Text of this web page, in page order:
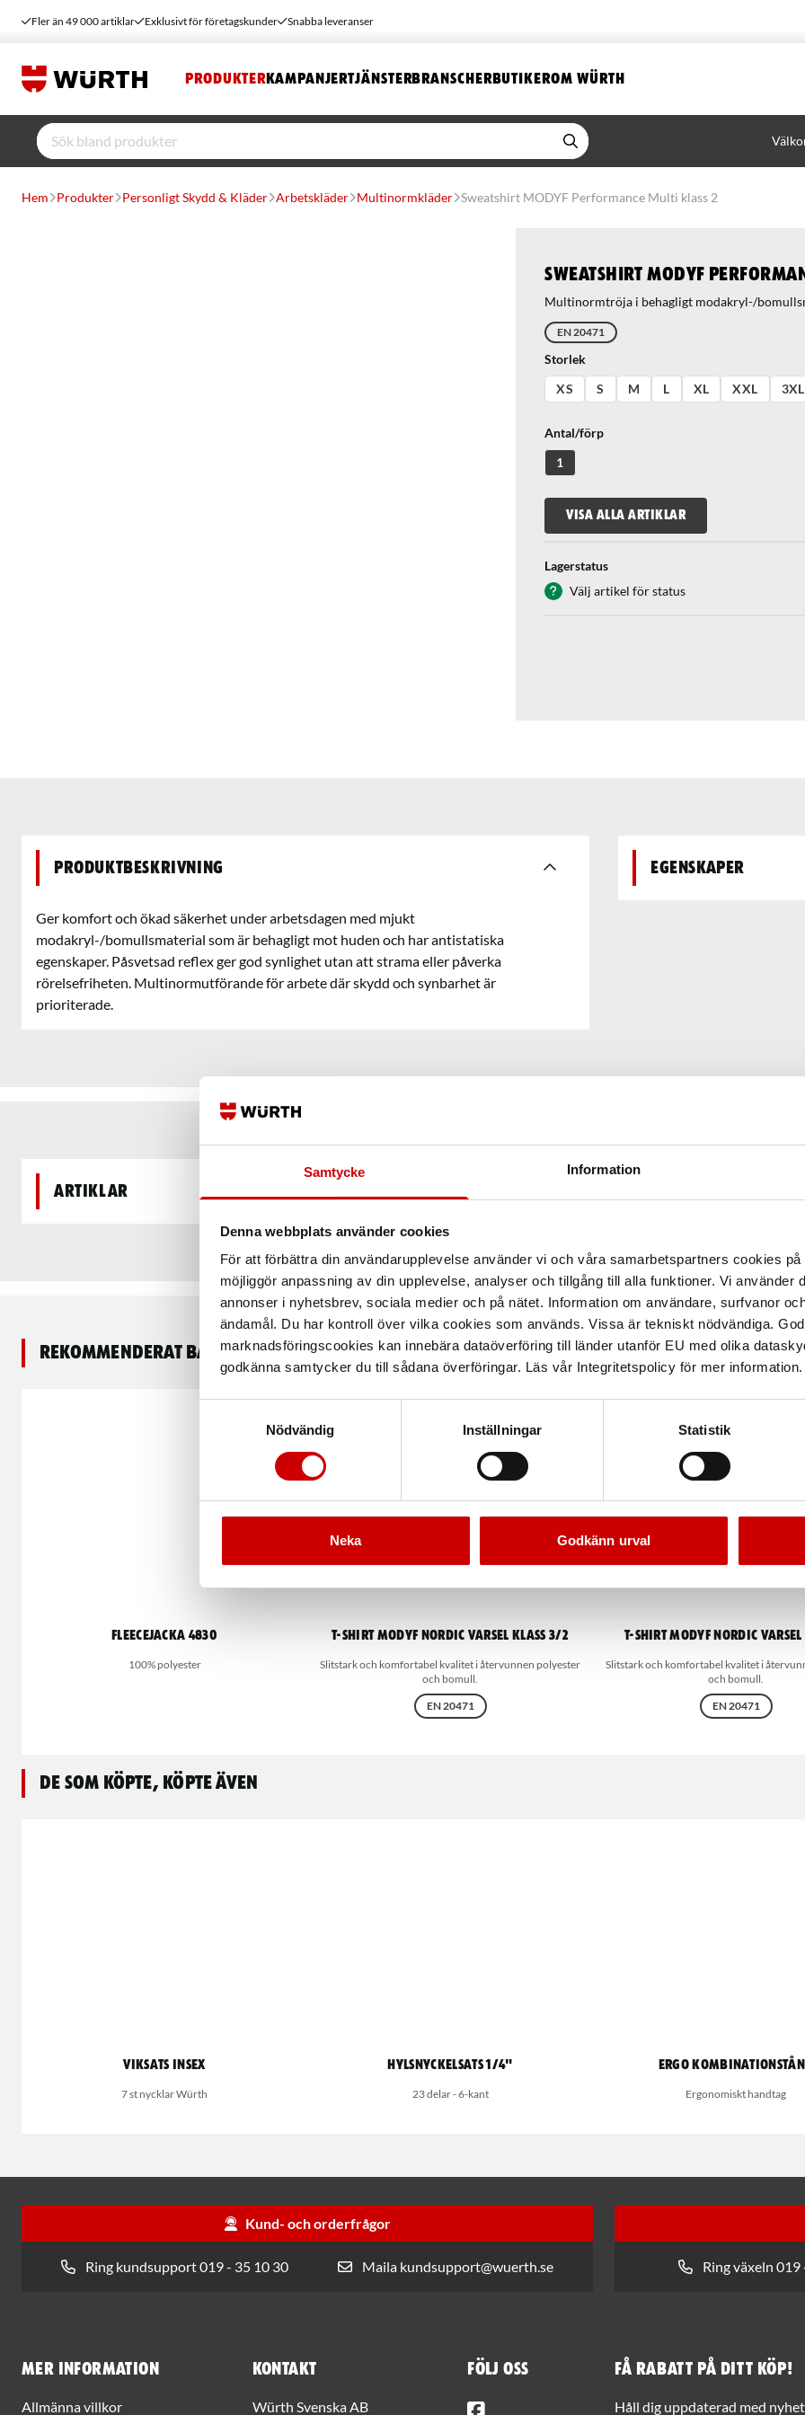
Samtycke Information
Denna webbplats använder cookies
För att förbättra din användarupplevelse använder vi och våra samarbetspartners cookies
möjliggör anpassning av din upplevelse, analyser och tillgång till alla funktioner. Vi använder
annonser i nyhetsbrev, sociala medier och på nätet. Information om användare, surfvanor
ändamål. Du har kontroll över vilka cookies som används. Vissa är tekniskt nödvändiga.
marknadsföringscookies kan innebära dataöverföring till länder utanför EU med olika
godkänna samtycker du till sådana överföringar. Läs vår Integritetspolicy för mer information.
Nödvändig
Inställningar Statistik
Neka Godkänn urval
Fler än 49 000 artiklar Exklusivt för företagskunder Snabba leveranser
PRODUKTER KAMPANJERTJÄNSTERBRANSCHERBUTIKEROM WÜRTH
Hem Produkter Personligt Skydd & Kläder Arbetskläder Multinormkläder Sweatshirt MODYF Performance Multi klass 2
Sweatshirt MODYF
EN 20471
Storlek
XS
S M L XL XXL 3XL
Antal/förp
1
VISA ALLA ARTIKLAR
Lagerstatus
Välj artikel för status
Produktbeskrivning
Ger komfort och ökad säkerhet under arbetsdagen med mjukt
modakryl-/bomullsmaterial som är behagligt mot huden och har antistatiska
egenskaper. Påsvetsad reflex ger god synlighet utan att strama eller påverka
rörelsefriheten. Multinormutförande för arbete där skydd och synbarhet är
prioriterade.
Egenskaper
Artiklar
Rekommenderat baserat på vald produkt
Fleecejacka 4830
100% polyester
Kampanj
T-shirt MODYF Nordic varsel klass 3/2
Slitstark och komfortabel kvalitet i återvunnen polyester
och bomull.
EN 20471
T-shirt MODYF Nordic varsel
Slitstark och komfortabel kvalitet i
och bomull.
EN 20471
De som köpte, köpte även
Viksats Insex
7 st nycklar Würth
Hylsnyckelsats 1/4"
23 delar - 6-kant
Ergo
Ergonomiskt handtag
Kund- och orderfrågor
Ring kundsupport 019 - 35 10 30 Maila kundsupport@wuerth.se Ring växeln 019
Mer information
Allmänna villkor
Kontakt
Würth Svenska AB
Följ oss Få rabatt på ditt köp!
Håll dig uppdaterad med